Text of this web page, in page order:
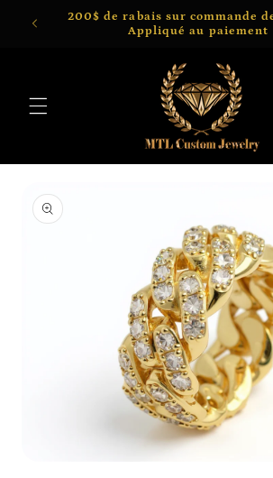
passer200$ de rabais sur commande
Appliqué au paiement
informations
produits